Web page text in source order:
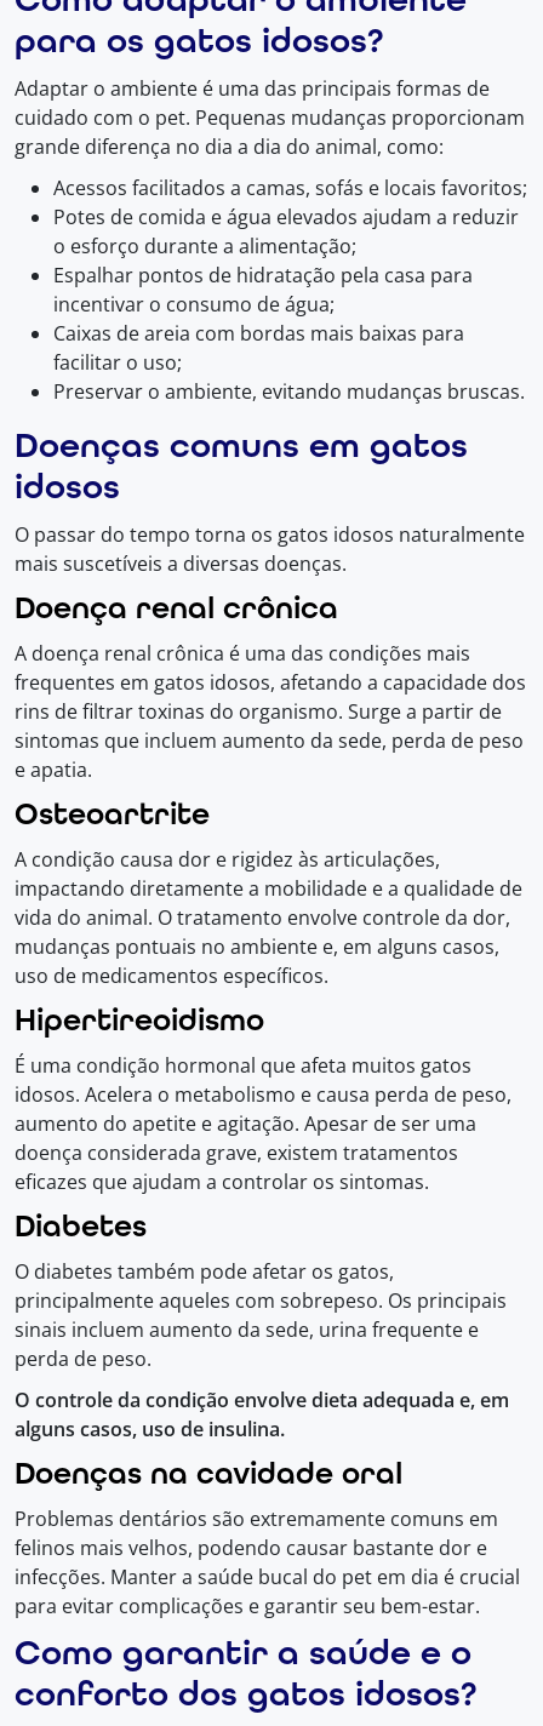
para os gatos idosos?
Adaptar o ambiente é uma das principais formas de
cuidado com o pet. Pequenas mudanças proporcionam
grande diferença no dia a dia do animal, como:
Acessos facilitados a camas, sofás e locais favoritos;
Potes de comida e água elevados ajudam a reduzir
o esforço durante a alimentação;
Espalhar pontos de hidratação pela casa para
incentivar o consumo de água;
Caixas de areia com bordas mais baixas para
facilitar o uso;
Preservar o ambiente, evitando mudanças bruscas.
Doenças comuns em gatos
idosos
O passar do tempo torna os gatos idosos naturalmente
mais suscetíveis a diversas doenças.
Doença renal crônica
A doença renal crônica é uma das condições mais
frequentes em gatos idosos, afetando a capacidade dos
rins de filtrar toxinas do organismo. Surge a partir de
sintomas que incluem aumento da sede, perda de peso
e apatia.
Osteoartrite
A condição causa dor e rigidez às articulações,
impactando diretamente a mobilidade e a qualidade de
vida do animal. O tratamento envolve controle da dor,
mudanças pontuais no ambiente e, em alguns casos,
uso de medicamentos específicos.
Hipertireoidismo
É uma condição hormonal que afeta muitos gatos
idosos. Acelera o metabolismo e causa perda de peso,
aumento do apetite e agitação. Apesar de ser uma
doença considerada grave, existem tratamentos
eficazes que ajudam a controlar os sintomas.
Diabetes
O diabetes também pode afetar os gatos,
principalmente aqueles com sobrepeso. Os principais
sinais incluem aumento da sede, urina frequente e
perda de peso.
O controle da condição envolve dieta adequada e, em
alguns casos, uso de insulina.
Doenças na cavidade oral
Problemas dentários são extremamente comuns em
felinos mais velhos, podendo causar bastante dor e
infecções. Manter a saúde bucal do pet em dia é crucial
para evitar complicações e garantir seu bem-estar.
Como garantir a saúde e o
conforto dos gatos idosos?